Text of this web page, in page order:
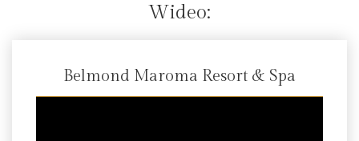
Wideo:
Belmond Maroma Resort & Spa